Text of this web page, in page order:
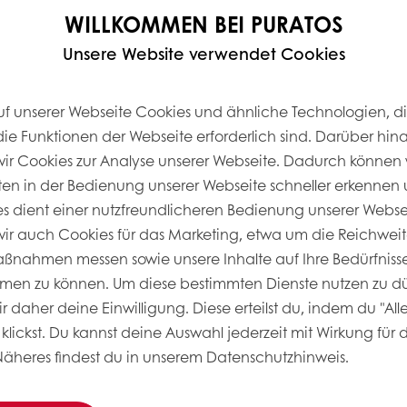
- HIER KLICKEN!
AROMATISCHEN DINKEL-
der Verbraucher:innen beim Kauf von
Dinkel wird von Verbraucher:innen als
mit dem Wissen der
Einen
WILLKOMMEN BEI PURATOS
Unsere Website verwendet Cookies
unserer Webseite Cookies und ähnliche Technologien,
Funktionen der Webseite erforderlich sind. Darüber
Cookies zur Analyse unserer Webseite. Dadurch können
in der Bedienung unserer Webseite schneller erkennen
dient einer nutzfreundlicheren Bedienung unserer
auch Cookies für das Marketing, etwa um die
messen sowie unsere Inhalte auf Ihre
zu können. Um diese bestimmten Dienste nutzen zu
daher deine Einwilligung. Diese erteilst du, indem du
Du kannst deine Auswahl jederzeit mit Wirkung für
findest du in unserem Datenschutzhinweis.